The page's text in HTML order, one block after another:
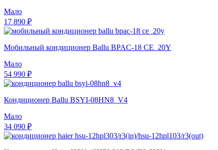
Мало
17 890 ₽
Мобильный кондиционер Ballu BPAC-18 CE_20Y
Мало
54 990 ₽
Кондиционер Ballu BSYI-08HN8_V4
Мало
34 090 ₽